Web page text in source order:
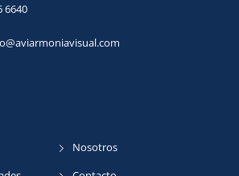
Nosotros